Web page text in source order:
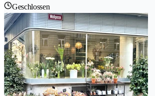
Geschlossen